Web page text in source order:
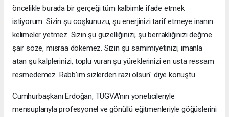
öncelikle burada bir gerçeği tüm kalbimle ifade etmek
istiyorum. Sizin şu coşkunuzu, şu enerjinizi tarif etmeye inanın
kelimeler yetmez. Sizin şu güzelliğinizi, şu berraklığınızı değme
şair söze, mısraa dökemez. Sizin şu samimiyetinizi, imanla
atan şu kalplerinizi, toplu vuran şu yüreklerinizi en usta ressam
resmedemez. Rabb'im sizlerden razı olsun" diye konuştu.
Cumhurbaşkanı Erdoğan, TÜGVA'nın yöneticileriyle
mensuplarıyla profesyonel ve gönüllü eğitmenleriyle göğüslerini